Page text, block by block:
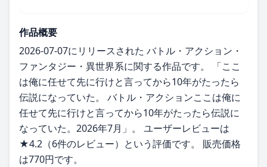
作品概要
2026-07-07にリリースされた バトル・アクション・
ファンタジー・異世界系に関する作品です。 「ここ
は俺に任せて先に行けと言ってから10年がたったら
伝説になっていた。 バトル・アクションここは俺に
任せて先に行けと言ってから10年がたったら伝説に
なっていた。2026年7月」。 ユーザーレビューは
★4.2（6件のレビュー）という評価です。 販売価格
は770円です。